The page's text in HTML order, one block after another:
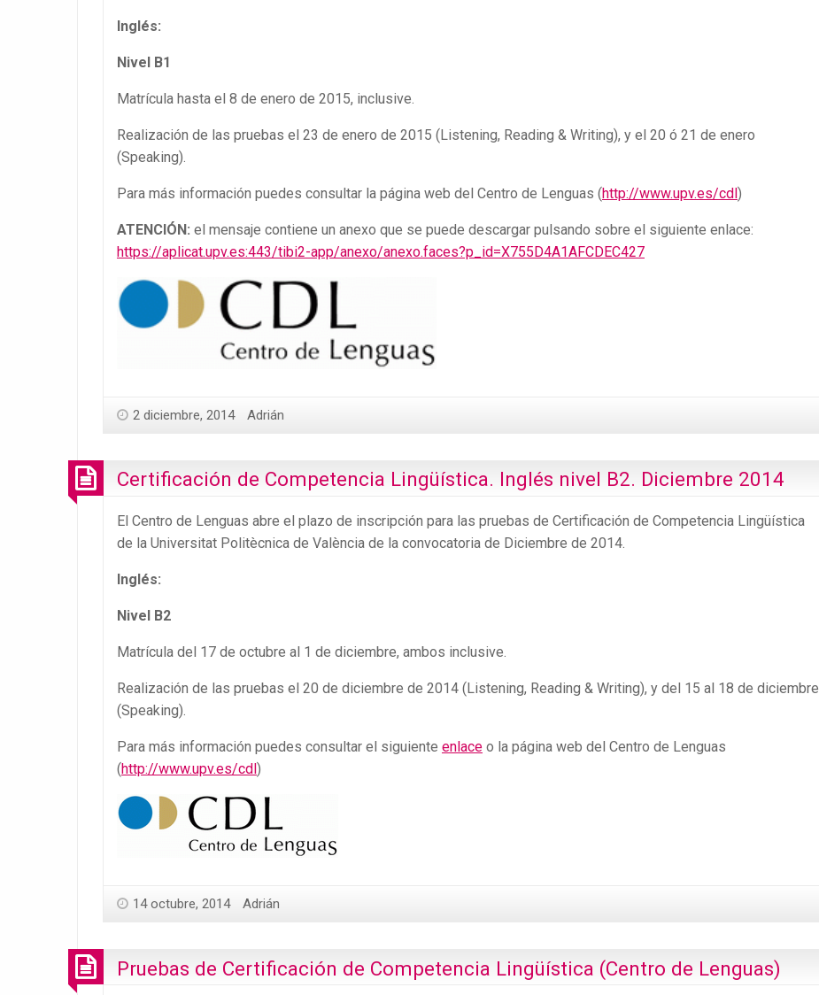
Inglés:
Nivel B1
Matrícula hasta el 8 de enero de 2015, inclusive.
Realización de las pruebas el 23 de enero de 2015 (Listening, Reading & Writing), y el 20 ó 21 de enero
(Speaking).
Para más información puedes consultar la página web del Centro de Lenguas (http://www.upv.es/cdl)
ATENCIÓN: el mensaje contiene un anexo que se puede descargar pulsando sobre el siguiente enlace:
https://aplicat.upv.es:443/tibi2-app/anexo/anexo.faces?p_id=X755D4A1AFCDEC427
2 diciembre, 2014 Adrián
Certificación de Competencia Lingüística. Inglés nivel B2. Diciembre 2014
El Centro de Lenguas abre el plazo de inscripción para las pruebas de Certificación de Competencia Lingüística
de la Universitat Politècnica de València de la convocatoria de Diciembre de 2014.
Inglés:
Nivel B2
Matrícula del 17 de octubre al 1 de diciembre, ambos inclusive.
Realización de las pruebas el 20 de diciembre de 2014 (Listening, Reading & Writing), y del 15 al 18 de diciembre
(Speaking).
Para más información puedes consultar el siguiente enlace o la página web del Centro de Lenguas
(http://www.upv.es/cdl )
14 octubre, 2014 Adrián
Pruebas de Certificación de Competencia Lingüística (Centro de Lenguas)